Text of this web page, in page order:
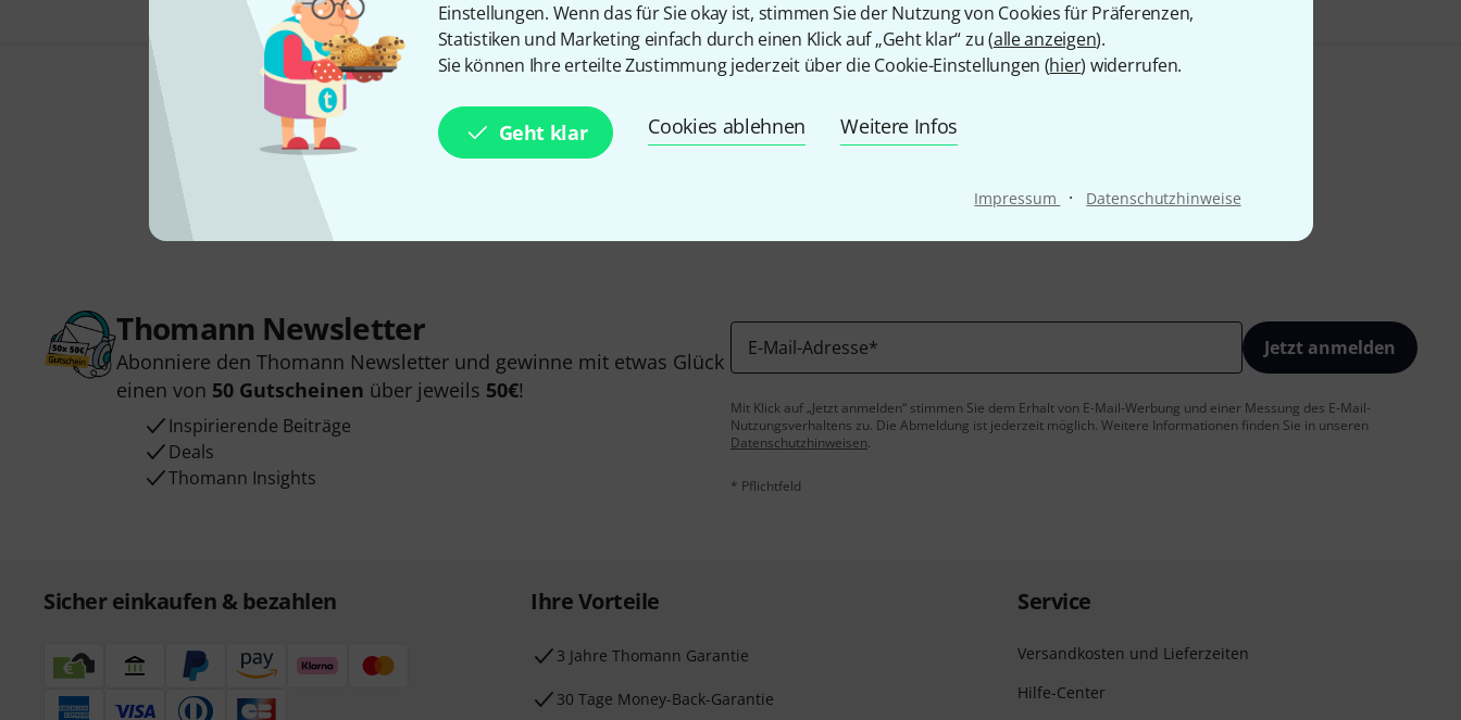
Einstellungen. Wenn das für Sie okay ist, stimmen Sie der Nutzung von Cookies für Präferenzen,
Statistiken und Marketing einfach durch einen Klick auf „Geht klar“ zu (alle anzeigen).
Sie können Ihre erteilte Zustimmung jederzeit über die Cookie-Einstellungen (hier) widerrufen.
Geht klar Cookies ablehnen Weitere Infos
Impressum · Datenschutzhinweise
Gefällt Ihnen, was Sie sehen?
Thomann Newsletter
Abonniere den Thomann Newsletter und gewinne mit etwas Glück
einen von 50 Gutscheinen über jeweils 50€!
Inspirierende Beiträge
Deals
Thomann Insights
E-Mail-Adresse* Jetzt anmelden
Mit Klick auf „Jetzt anmelden“ stimmen Sie dem Erhalt von E-Mail-Werbung und einer Messung des E-Mail-
Nutzungsverhaltens zu. Die Abmeldung ist jederzeit möglich. Weitere Informationen finden Sie in unseren
Datenschutzhinweisen.
* Pflichtfeld
Sicher einkaufen & bezahlen Ihre Vorteile
3 Jahre Thomann Garantie
30 Tage Money-Back-Garantie
Service
Versandkosten und Lieferzeiten
Hilfe-Center